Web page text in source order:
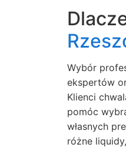
Wybór
ekspertów
Klienci
pomóc
własnych
różne